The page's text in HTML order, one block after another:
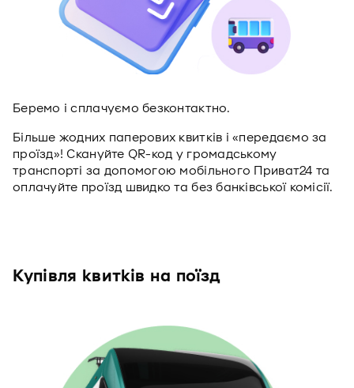
Беремо і сплачуємо безконтактно.
Більше жодних паперових квитків і «передаємо за
проїзд»! Скануйте QR-код у громадському
транспорті за допомогою мобільного Приват24 та
оплачуйте проїзд швидко та без банківської комісії.
Купівля квитків на поїзд